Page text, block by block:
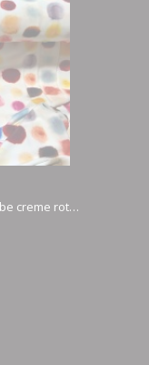
creme rot…